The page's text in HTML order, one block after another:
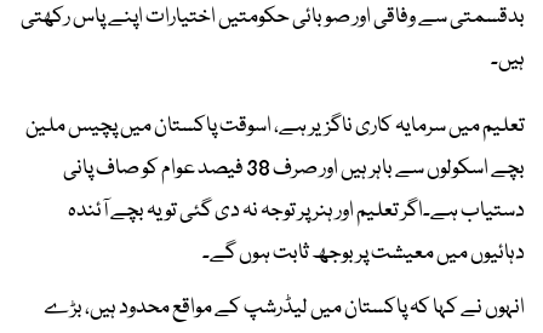
بدقسمتی سے وفاقی اور صوبائی حکومتیں اختیارات اپنے پاس رکھتی
ہیں۔
تعلیم میں سرمایہ کاری ناگزیر ہے، اسوقت پاکستان میں پچیس ملین
بچے اسکولوں سے باہر ہیں اور صرف 38 فیصد عوام کو صاف پانی
دستیاب ہے۔اگر تعلیم اور ہنر پر توجہ نہ دی گئی تو یہ بچے آئندہ
دہائیوں میں معیشت پر بوجھ ثابت ہوں گے۔
انہوں نے کہا کہ پاکستان میں لیڈرشپ کے مواقع محدود ہیں، بڑے